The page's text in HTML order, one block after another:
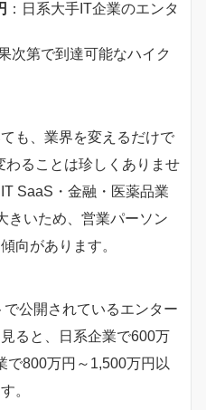
：日系大手IT企業のエンタ
次第で到達可能なハイク
も、業界を変えるだけで
ることは珍しくありませ
SaaS・金融・医薬品業
きいため、営業パーソン
向があります。
公開されているエンター
ると、日系企業で600万
で800万円～1,500万円以
。